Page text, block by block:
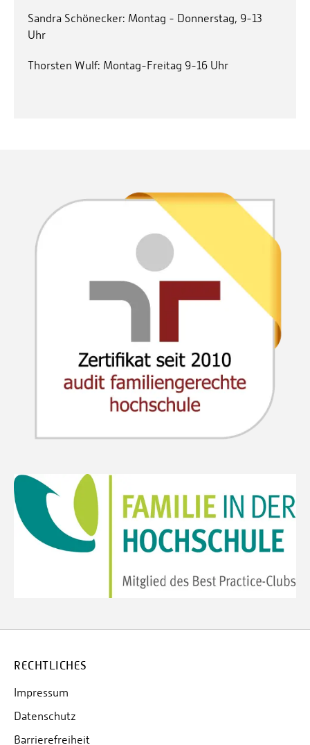
Sandra Schönecker: Montag - Donnerstag, 9-13
Uhr
Thorsten Wulf: Montag-Freitag 9-16 Uhr
RECHTLICHES
Impressum
Datenschutz
Barrierefreiheit